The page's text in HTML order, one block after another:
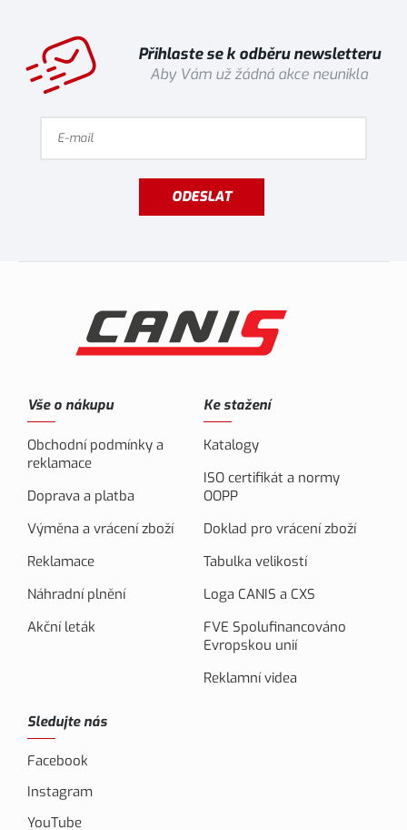
Přihlaste se k odběru newsletteru
Aby Vám už žádná akce neunikla
ODESLAT
Vše o nákupu
Obchodní podmínky a
reklamace
Doprava a platba
Výměna a vrácení zboží
Reklamace
Náhradní plnění
Akční leták
Ke stažení
Katalogy
ISO certifikát a normy
OOPP
Doklad pro vrácení zboží
Tabulka velikostí
Loga CANIS a CXS
FVE Spolufinancováno
Evropskou unií
Reklamní videa
Sledujte nás
Facebook
Instagram
YouTube